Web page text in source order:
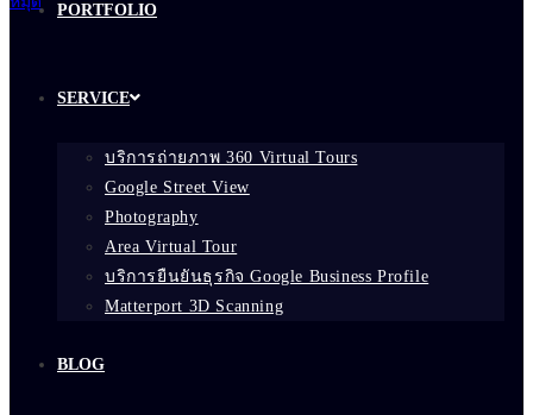
PORTFOLIO
SERVICE
บริการถ่ายภาพ 360 Virtual Tours
Google Street View
Photography
Area Virtual Tour
บริการยืนยันธุรกิจ Google Business Profile
Matterport 3D Scanning
BLOG